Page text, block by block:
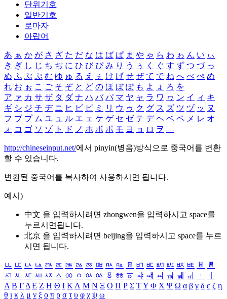
단위기호
일반기호
로마자
아랍어
あ ぁ か が さ ざ た だ な は ば ぱ ま や ゃ ら わ ゎ ん い ぃ
き ぎ し じ ち ぢ に ひ び ぴ み り う ぅ く ぐ す ず つ づ っ
ぬ ふ ぶ ぷ む ゆ ゅ る え ぇ け げ せ ぜ て で ね へ べ ぺ め
れ お ぉ こ ご そ ぞ と ど の ほ ぼ ぽ も よ ょ ろ を
ア ァ カ サ ザ タ ダ ナ ハ バ パ マ ヤ ャ ラ ワ ヮ ン イ ィ キ
ギ シ ジ チ ヂ ニ ヒ ビ ピ ミ リ ウ ゥ ク グ ス ズ ツ ヅ ッ ヌ
フ ブ プ ム ユ ュ ル エ ェ ケ ゲ セ ゼ テ デ ヘ ベ ペ メ レ オ
ォ コ ゴ ソ ゾ ト ド ノ ホ ボ ポ モ ヨ ョ ロ ヲ ―
http://chineseinput.net/에서 pinyin(병음)방식으로 중국어를 변환
할 수 있습니다.
변환된 중국어를 복사하여 사용하시면 됩니다.
예시)
中文 을 입력하시려면 zhongwen을 입력하시고 space를
누르시면됩니다.
北京 을 입력하시려면 beijing을 입력하시고 space를 누르
시면 됩니다.
ㅥ ㅦ ㅧ ㅨ ㅩ ㅪ ㅫ ㅬ ㅭ ㅮ ㅯ ㅰ ㅱ ㅲ ㅳ ㅴ ㅵ ㅶ ㅷ ㅸ
ㅹ
ㅺ ㅻ ㅼ ㅽ ㅾ ㅿ ㆀ ㆁ ㆂ ㆃ ㆄ ㆅ ㆆ ㆇ ㆈ ㆉ ㆊ ㆋ ㆌ ㆍ
ㆎ
Α Β ΓΔ Ε Ζ Η Θ Ι ΚΛ Μ Ν Ξ Ο Π Ρ Σ ΤΥ Φ Χ Ψ Ω α β γ δ ε ζ η
θ ι κ λ μ ν ξ ο π ρ σ τ υ φ χ ψ ω